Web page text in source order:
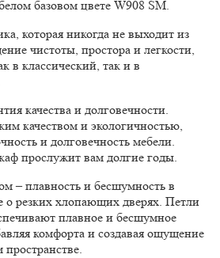
базовом цвете W908 SM.
которая никогда не выходит из
чистоты, простора и легкости,
в классический, так и в
качества и долговечности.
качеством и экологичностью,
и долговечность мебели.
прослужит вам долгие годы.
– плавность и бесшумность в
о резких хлопающих дверях. Петли
плавное и бесшумное
комфорта и создавая ощущение